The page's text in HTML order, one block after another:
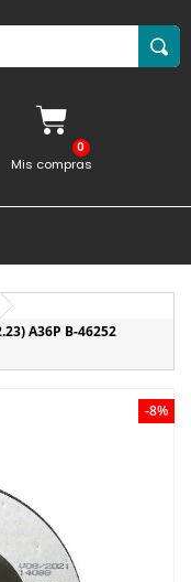
Mis compras
A36P B-46252
-8%